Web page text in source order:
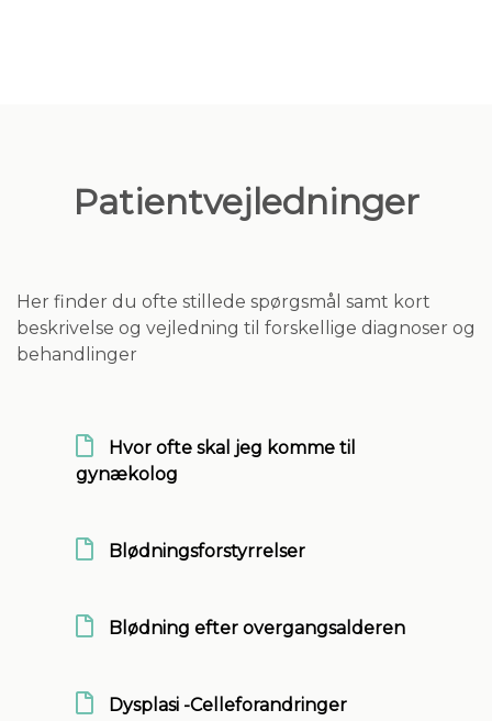
Patientvejledninger
Her finder du ofte stillede spørgsmål samt kort
beskrivelse og vejledning til forskellige diagnoser og
behandlinger
Hvor ofte skal jeg komme til
gynækolog
Blødningsforstyrrelser
Blødning efter overgangsalderen
Dysplasi -Celleforandringer